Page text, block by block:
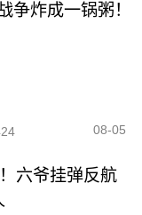
争炸成一锅粥！
08-05
六爷挂弹反航